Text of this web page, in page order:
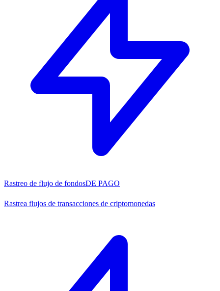
Rastreo de flujo de fondosDE PAGO
Rastrea flujos de transacciones de criptomonedas